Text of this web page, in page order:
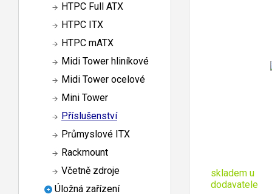
HTPC Full ATX
HTPC ITX
HTPC mATX
Midi Tower hliníkové
Midi Tower ocelové
Mini Tower
Příslušenství
Průmyslové ITX
Rackmount
Včetně zdroje
Úložná zařízení
skladem u
dodavatele